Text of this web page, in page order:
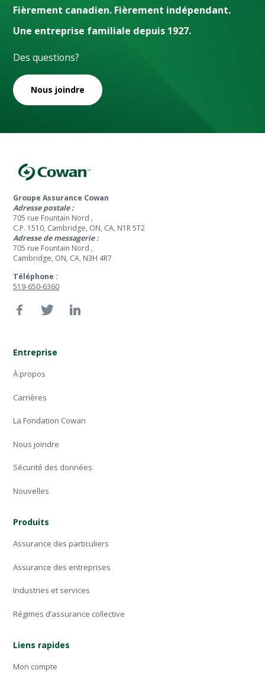
Fièrement canadien. Fièrement indépendant.
Une entreprise familiale depuis 1927.
Des questions?
Nous joindre
Groupe Assurance Cowan
Adresse postale :
705 rue Fountain Nord ,
C.P. 1510, Cambridge, ON, CA, N1R 5T2
Adresse de messagerie :
705 rue Fountain Nord ,
Cambridge, ON, CA, N3H 4R7
Téléphone :
519-650-6360
Entreprise
À propos
Carrières
La Fondation Cowan
Nous joindre
Sécurité des données
Nouvelles
Produits
Assurance des particuliers
Assurance des entreprises
Industries et services
Régimes d’assurance collective
Liens rapides
Mon compte